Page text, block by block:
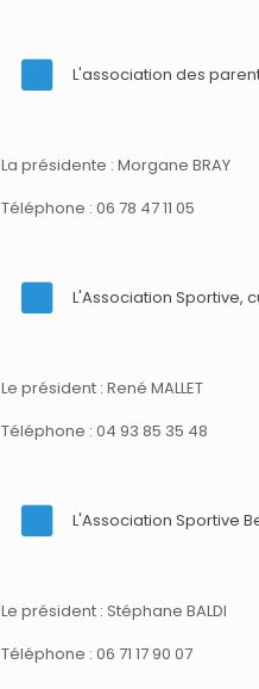
L'association des
La présidente : Morgane BRAY
Téléphone : 06 78 47 11 05
L'Association Sportive,
Le président : René MALLET
Téléphone : 04 93 85 35 48
L'Association Sportive
Le président : Stéphane BALDI
Téléphone : 06 71 17 90 07